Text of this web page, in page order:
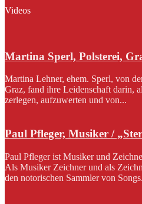
Videos
Martina Sperl, Polsterei,
Martina Lehner, ehem. Sperl, von
Graz, fand ihre Leidenschaft darin,
zerlegen, aufzuwerten und von...
Paul Pfleger, Musiker /
Paul Pfleger ist Musiker und
Als Musiker Zeichner und als
den notorischen Sammler von